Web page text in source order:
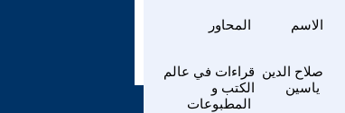
الاسم
قراءات في عالم
الكتب و
المطبوعات
صلاح الدين
ياسين